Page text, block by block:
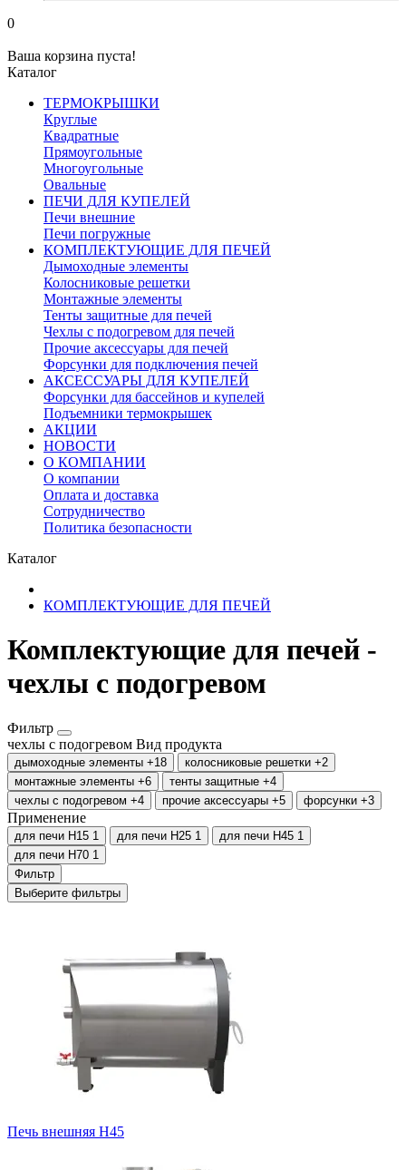
0
Ваша корзина пуста!
Каталог
ТЕРМОКРЫШКИ
Круглые
Квадратные
Прямоугольные
Многоугольные
Овальные
ПЕЧИ ДЛЯ КУПЕЛЕЙ
Печи внешние
Печи погружные
КОМПЛЕКТУЮЩИЕ ДЛЯ ПЕЧЕЙ
Дымоходные элементы
Колосниковые решетки
Монтажные элементы
Тенты защитные для печей
Чехлы с подогревом для печей
Прочие аксессуары для печей
Форсунки для подключения печей
АКСЕССУАРЫ ДЛЯ КУПЕЛЕЙ
Форсунки для бассейнов и купелей
Подъемники термокрышек
АКЦИИ
НОВОСТИ
О КОМПАНИИ
О компании
Оплата и доставка
Сотрудничество
​Политика безопасности
Каталог
КОМПЛЕКТУЮЩИЕ ДЛЯ ПЕЧЕЙ
Комплектующие для печей -
чехлы с подогревом
Фильтр
чехлы с подогревом Вид продукта
дымоходные элементы +18 колосниковые решетки +2
монтажные элементы +6 тенты защитные +4
чехлы с подогревом +4 прочие аксессуары +5 форсунки +3
Применение
для печи H15 1 для печи H25 1 для печи H45 1
для печи H70 1
Фильтр
Выберите фильтры
Печь внешняя H45